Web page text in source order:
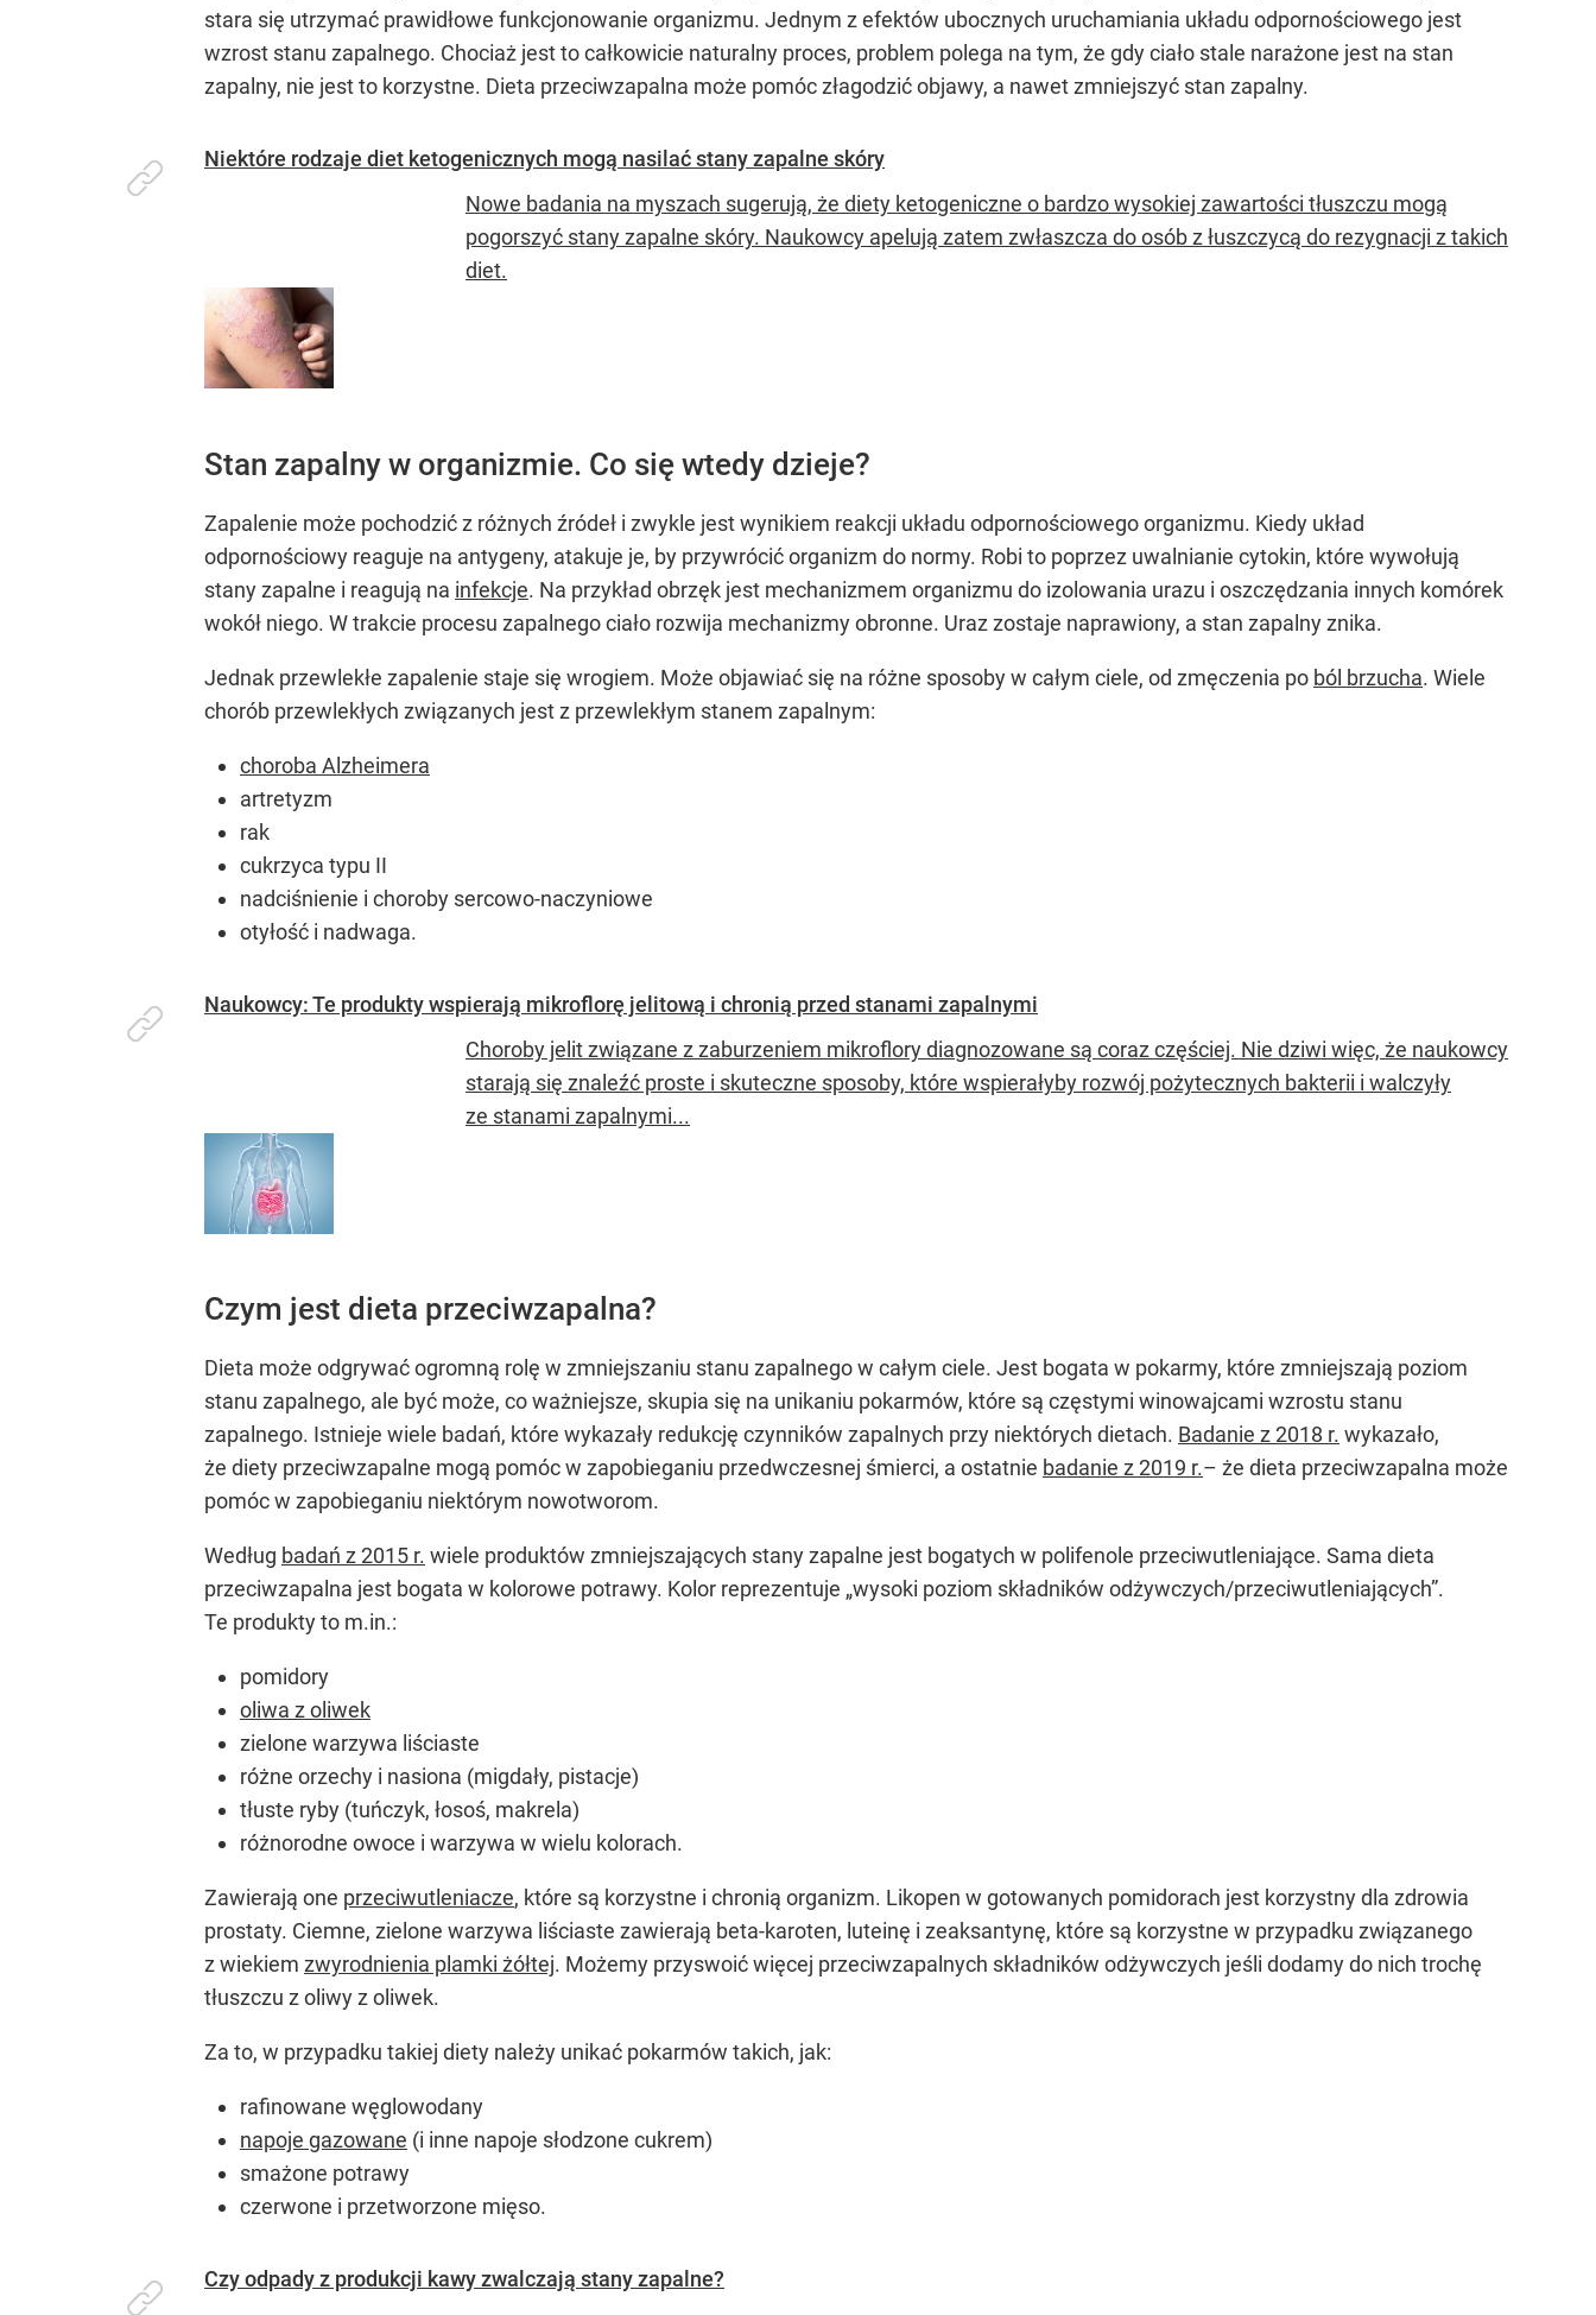
stara się utrzymać prawidłowe funkcjonowanie organizmu. Jednym z efektów ubocznych uruchamiania układu odpornościowego jest
wzrost stanu zapalnego. Chociaż jest to całkowicie naturalny proces, problem polega na tym, że gdy ciało stale narażone jest na stan
zapalny, nie jest to korzystne. Dieta przeciwzapalna może pomóc złagodzić objawy, a nawet zmniejszyć stan zapalny.
Niektóre rodzaje diet ketogenicznych mogą nasilać stany zapalne skóry
Nowe badania na myszach sugerują, że diety ketogeniczne o bardzo wysokiej zawartości tłuszczu mogą
pogorszyć stany zapalne skóry. Naukowcy apelują zatem zwłaszcza do osób z łuszczycą do rezygnacji z takich
diet.
Stan zapalny w organizmie. Co się wtedy dzieje?
Zapalenie może pochodzić z różnych źródeł i zwykle jest wynikiem reakcji układu odpornościowego organizmu. Kiedy układ
odpornościowy reaguje na antygeny, atakuje je, by przywrócić organizm do normy. Robi to poprzez uwalnianie cytokin, które wywołują
stany zapalne i reagują na infekcje. Na przykład obrzęk jest mechanizmem organizmu do izolowania urazu i oszczędzania innych komórek
wokół niego. W trakcie procesu zapalnego ciało rozwija mechanizmy obronne. Uraz zostaje naprawiony, a stan zapalny znika.
Jednak przewlekłe zapalenie staje się wrogiem. Może objawiać się na różne sposoby w całym ciele, od zmęczenia po ból brzucha. Wiele
chorób przewlekłych związanych jest z przewlekłym stanem zapalnym:
choroba Alzheimera
artretyzm
rak
cukrzyca typu II
nadciśnienie i choroby sercowo-naczyniowe
otyłość i nadwaga.
Naukowcy: Te produkty wspierają mikroflorę jelitową i chronią przed stanami zapalnymi
Choroby jelit związane z zaburzeniem mikroflory diagnozowane są coraz częściej. Nie dziwi więc, że naukowcy
starają się znaleźć proste i skuteczne sposoby, które wspierałyby rozwój pożytecznych bakterii i walczyły
ze stanami zapalnymi...
Czym jest dieta przeciwzapalna?
Dieta może odgrywać ogromną rolę w zmniejszaniu stanu zapalnego w całym ciele. Jest bogata w pokarmy, które zmniejszają poziom
stanu zapalnego, ale być może, co ważniejsze, skupia się na unikaniu pokarmów, które są częstymi winowajcami wzrostu stanu
zapalnego. Istnieje wiele badań, które wykazały redukcję czynników zapalnych przy niektórych dietach. Badanie z 2018 r. wykazało,
że diety przeciwzapalne mogą pomóc w zapobieganiu przedwczesnej śmierci, a ostatnie badanie z 2019 r.– że dieta przeciwzapalna może
pomóc w zapobieganiu niektórym nowotworom.
Według badań z 2015 r. wiele produktów zmniejszających stany zapalne jest bogatych w polifenole przeciwutleniające. Sama dieta
przeciwzapalna jest bogata w kolorowe potrawy. Kolor reprezentuje „wysoki poziom składników odżywczych/przeciwutleniających”.
Te produkty to m.in.:
pomidory
oliwa z oliwek
zielone warzywa liściaste
różne orzechy i nasiona (migdały, pistacje)
tłuste ryby (tuńczyk, łosoś, makrela)
różnorodne owoce i warzywa w wielu kolorach.
Zawierają one przeciwutleniacze, które są korzystne i chronią organizm. Likopen w gotowanych pomidorach jest korzystny dla zdrowia
prostaty. Ciemne, zielone warzywa liściaste zawierają beta-karoten, luteinę i zeaksantynę, które są korzystne w przypadku związanego
z wiekiem zwyrodnienia plamki żółtej. Możemy przyswoić więcej przeciwzapalnych składników odżywczych jeśli dodamy do nich trochę
tłuszczu z oliwy z oliwek.
Za to, w przypadku takiej diety należy unikać pokarmów takich, jak:
rafinowane węglowodany
napoje gazowane (i inne napoje słodzone cukrem)
smażone potrawy
czerwone i przetworzone mięso.
Czy odpady z produkcji kawy zwalczają stany zapalne?